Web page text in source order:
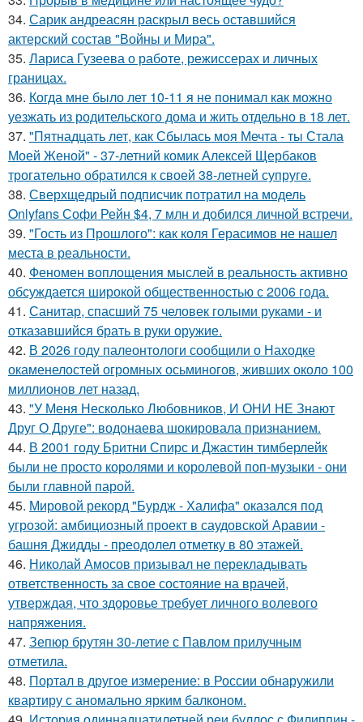
34. Сарик андреасян раскрыл весь оставшийся
актерский состав "Войны и Мира".
35. Лариса Гузеева о работе, режиссерах и личных
границах.
36. Когда мне было лет 10-11 я не понимал как можно
уезжать из родительского дома и жить отдельно в 18 лет.
37. "Пятнадцать лет, как Сбылась моя Мечта - ты Стала
Моей Женой" - 37-летний комик Алексей Щербаков
трогательно обратился к своей 38-летней супруге.
38. Сверхщедрый подписчик потратил на модель
Onlyfans Софи Рейн $4, 7 млн и добился личной встречи.
39. "Гость из Прошлого": как коля Герасимов не нашел
места в реальности.
40. Феномен воплощения мыслей в реальность активно
обсуждается широкой общественностью с 2006 года.
41. Санитар, спасший 75 человек голыми руками - и
отказавшийся брать в руки оружие.
42. В 2026 году палеонтологи сообщили о Находке
окаменелостей огромных осьминогов, живших около 100
миллионов лет назад.
43. "У Меня Несколько Любовников, И ОНИ НЕ Знают
Друг О Друге": водонаева шокировала признанием.
44. В 2001 году Бритни Спирс и Джастин тимберлейк
были не просто королями и королевой поп-музыки - они
были главной парой.
45. Мировой рекорд "Бурдж - Халифа" оказался под
угрозой: амбициозный проект в саудовской Аравии -
башня Джидды - преодолел отметку в 80 этажей.
46. Николай Амосов призывал не перекладывать
ответственность за свое состояние на врачей,
утверждая, что здоровье требует личного волевого
напряжения.
47. Зепюр брутян 30-летие с Павлом прилучным
отметила.
48. Портал в другое измерение: в России обнаружили
квартиру с аномально ярким балконом.